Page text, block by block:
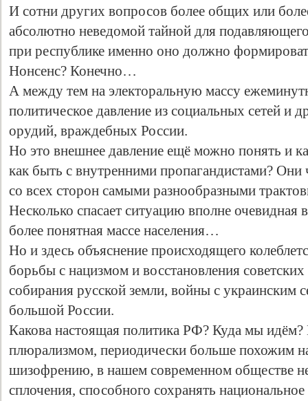
И сотни других вопросов более общих или
абсолютно неведомой тайной для
при республике именно оно должно
Нонсенс? Конечно…
А между тем на электоральную массу
политическое давление из социальных сетей и
орудий, враждебных России.
Но это внешнее давление ещё можно понять и
как быть с внутренними пропагандистами?
со всех сторон самыми разнообразными
Несколько спасает ситуацию вполне
более понятная массе населения…
Но и здесь объяснение происходящего
борьбы с нацизмом и восстановления
собирания русской земли, войны с украинским
большой России.
Какова настоящая политика РФ? Куда мы
плюрализмом, периодически больше похожим
шизофрению, в нашем современном обществе
сплочения, способного сохранять